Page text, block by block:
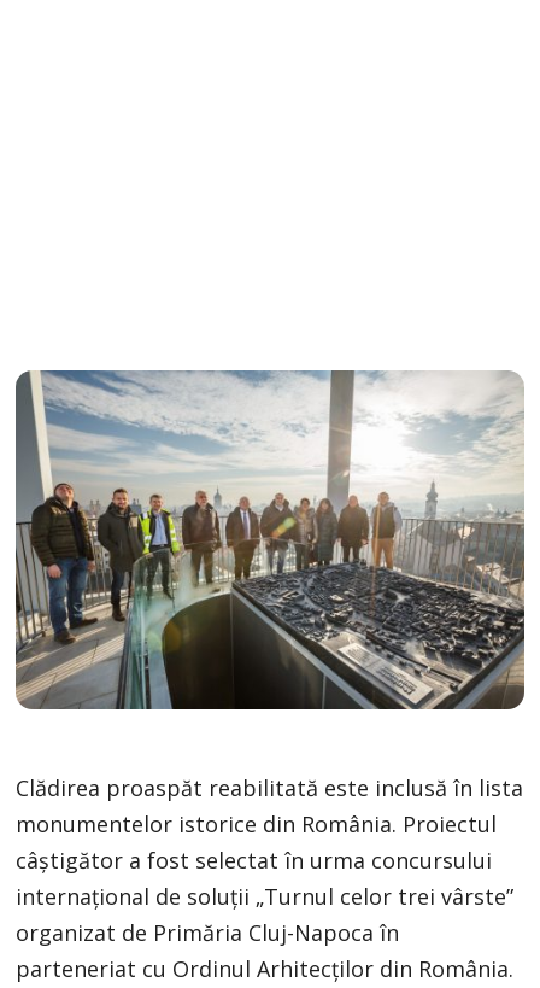
Clădirea proaspăt reabilitată este inclusă în lista
monumentelor istorice din România. Proiectul
câștigător a fost selectat în urma concursului
internațional de soluții „Turnul celor trei vârste”
organizat de Primăria Cluj-Napoca în
parteneriat cu Ordinul Arhitecților din România.